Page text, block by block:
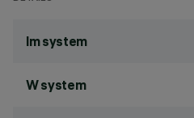
lm system
W system